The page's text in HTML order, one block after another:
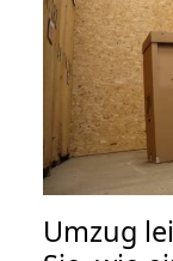
Umzug